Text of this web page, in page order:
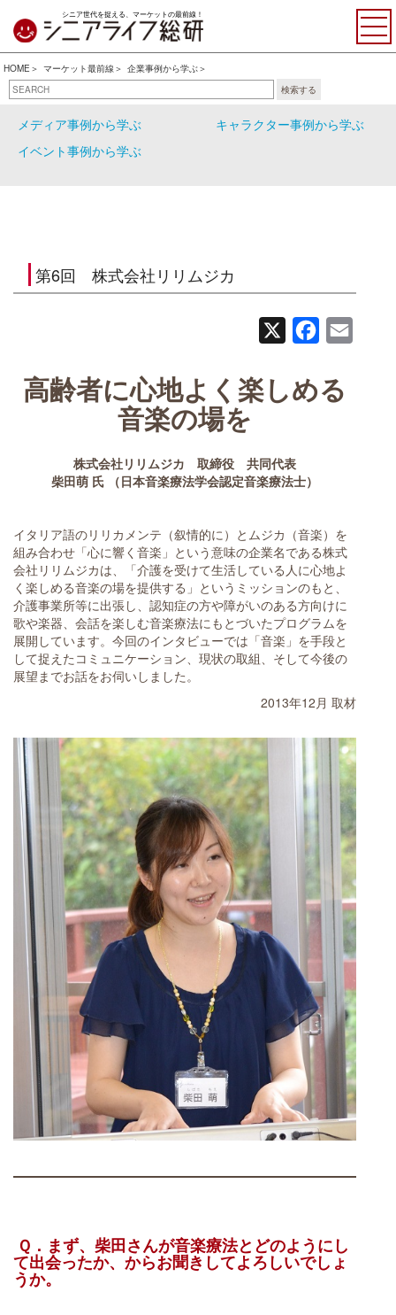
シニア世代を捉える、マーケットの最前線！
HOME マーケット最前線
企業事例から学ぶ
検索する
企業事例から学ぶ
行政事例から学ぶ
メディア事例から学ぶ
キャラクター事例から学ぶ
イベント事例から学ぶ
第6回 株式会社リリムジカ
Facebook
高齢者に心地よく楽しめる
音楽の場を
株式会社リリムジカ 取締役 共同代表
柴田萌 氏 （日本音楽療法学会認定音楽療法士）
イタリア語のリリカメンテ（叙情的に）とムジカ（音楽）を
組み合わせ「心に響く音楽」という意味の企業名である株式
会社リリムジカは、「介護を受けて生活している人に心地よ
く楽しめる音楽の場を提供する」というミッションのもと、
介護事業所等に出張し、認知症の方や障がいのある方向けに
歌や楽器、会話を楽しむ音楽療法にもとづいたプログラムを
展開しています。今回のインタビューでは「音楽」を手段と
して捉えたコミュニケーション、現状の取組、そして今後の
展望までお話をお伺いしました。
2013年12月 取材
Ｑ．まず、柴田さんが音楽療法とどのようにし
て出会ったか、からお聞きしてよろしいでしょ
うか。